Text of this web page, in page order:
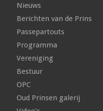
Nieuws
Berichten van de Prins
Passepartouts
Programma
Vereniging
Bestuur
OPC
Oud Prinsen galerij